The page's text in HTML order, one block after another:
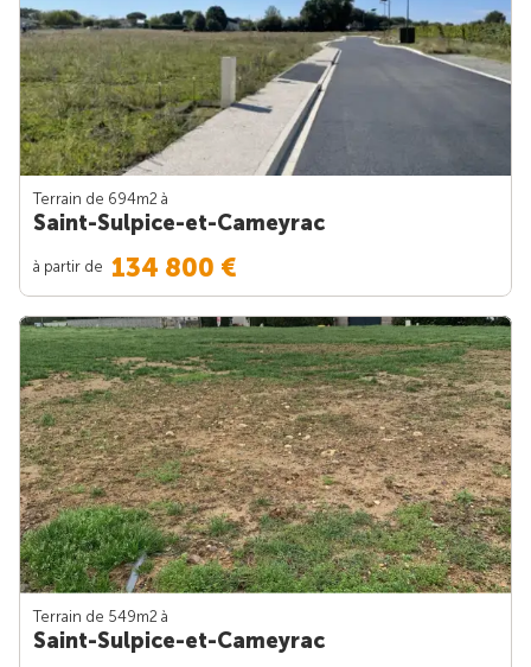
Terrain de 694m2 à
Saint-Sulpice-et-Cameyrac
à partir de 134 800 €
Terrain de 549m2 à
Saint-Sulpice-et-Cameyrac